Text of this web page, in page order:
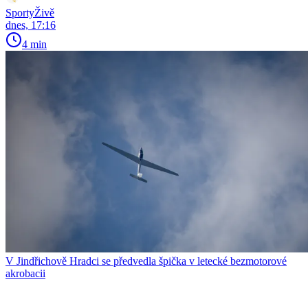
SportyŽivě
dnes, 17:16
4 min
V Jindřichově Hradci se předvedla špička v letecké bezmotorové
akrobacii